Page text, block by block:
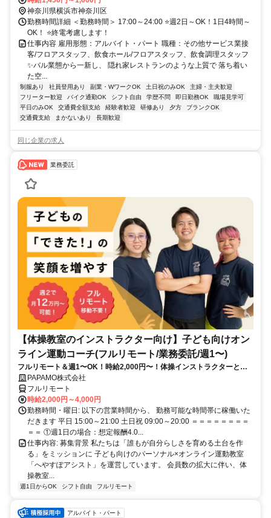
神奈川県横浜市神奈川区
勤務時間詳細 ＜勤務時間＞ 17:00～24:00 ⭐週2日～OK！1日4時間～
OK！ ⭐終電考慮します！
仕事内容 雇用形態：アルバイト・パート 職種：その他サービス業接
客/フロアスタッフ、飲食ホール/フロアスタッフ、飲食調理スタッフ
✨バル業態から一新し、 隠れ家レストランのような上質で 落ち着い
た空...
制服あり 社員登用あり 副業・WワークOK 土日祝のみOK
主婦・主夫歓迎
フリーター歓迎
バイク通勤OK シフト自由 学歴不問 即日勤務OK
職場見学可
平日のみOK
交通費全額支給 経験者歓迎 研修あり 夕方
ブランクOK
交通費支給
まかないあり 長期歓迎
同じ企業の求人
業務委託
【体操教室のインストラクター向け】子ども向けオン
ライン運動コーチ(フルリモート/業務委託/週1〜)
フルリモート＆週1〜OK！時給2,000円〜！体操インストラクターとし
て培ってきた経験を活かしながら、スキマ時間で子どもを支援できるお
仕事です◎
PAPAMO株式会社
フルリモート
時給2,000円～4,000円
勤務時間・曜日: 以下の営業時間から、 勤務可能な時間帯に稼働いた
だきます 平日 15:00～21:00 土日祝 09:00～20:00 ＝＝＝＝＝＝＝＝
＝＝ ①週1日の場合：想定報酬4.0...
仕事内容: 募集背景 私たちは「誰もが自分らしさを育める土台を作
る」をミッションに 子ども向けのパーソナル×オンライン運動教室
「へやすぽアシスト」を運営しています。 会員数の拡大に伴い、体
操教室...
週1日からOK シフト自由 フルリモート
アルバイト・パート